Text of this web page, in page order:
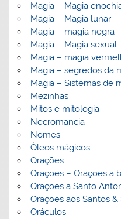
Magia – Magia
Magia – Magia lunar
Magia – magia negra
Magia – Magia sexual
Magia – magia
Magia – segredos da
Magia – Sistemas de
Mezinhas
Mitos e mitologia
Necromancia
Nomes
Óleos mágicos
Orações
Orações – Orações a
Orações a Santo
Orações aos Santos &
Oráculos